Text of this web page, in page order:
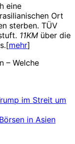
eine
Ort
sterben. TÜV
11KM über die
mehr]
– Welche
im Streit um
in Asien